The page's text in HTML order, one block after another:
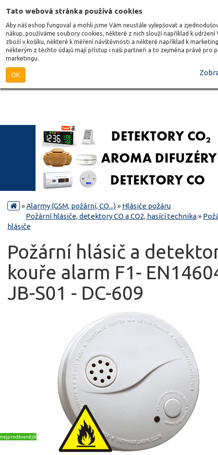
Tato webová stránka používá cookies
Aby náš eshop fungoval a mohli jsme Vám neustále vylepšovat a
nákup, používáme soubory cookies, některé z nich slouží například k udržení
zboží v košíku, některé k měření návštěvnosti a některé například k
některým z těchto údajů mají přístup i naši partneři a to zejména právě pro
marketingu.
OK
»Alarmy (GSM, požární, CO...)» Hlásiče požáru
Požární hlásiče, detektory CO a CO2, hasící technika»
hlásiče
Požární hlásič a
kouře alarm F1-
JB-S01 - DC-609
nejprodávanější